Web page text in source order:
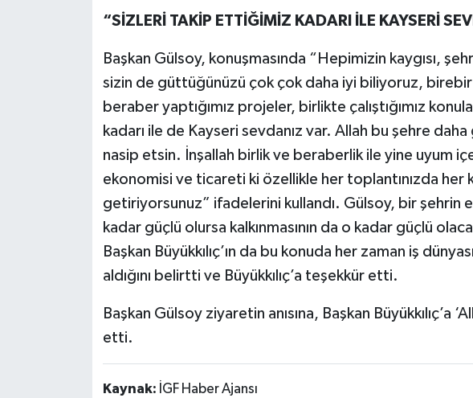
“SİZLERİ TAKİP ETTİĞİMİZ KADARI İLE KAYSERİ
Başkan Gülsoy, konuşmasında “Hepimizin kaygısı,
sizin de güttüğünüzü çok çok daha iyi biliyoruz,
beraber yaptığımız projeler, birlikte çalıştığımız
kadarı ile de Kayseri sevdanız var. Allah bu şehre
nasip etsin. İnşallah birlik ve beraberlik ile yine uyum
ekonomisi ve ticareti ki özellikle her toplantınızda her
getiriyorsunuz” ifadelerini kullandı. Gülsoy, bir şehrin
kadar güçlü olursa kalkınmasının da o kadar güçlü
Başkan Büyükkılıç’ın da bu konuda her zaman iş
aldığını belirtti ve Büyükkılıç’a teşekkür etti.
Başkan Gülsoy ziyaretin anısına, Başkan Büyükkılıç’a
etti.
Kaynak: İGF Haber Ajansı